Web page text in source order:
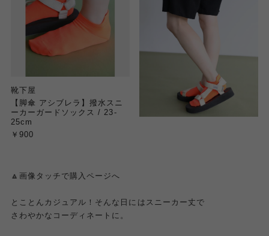
靴下屋
【脚傘 アシブレラ】撥水スニ
ーカーガードソックス / 23-
25cm
￥900
🔼画像タッチで購入ページへ
とことんカジュアル！そんな日にはスニーカー丈で
さわやかなコーディネートに。